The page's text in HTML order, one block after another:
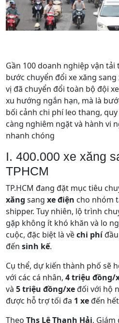
Gần 100 doanh nghiệp vận
bước chuyển đổi xe xăng
vị đã chuyển đổi toàn bộ đội
xu hướng ngắn hạn, mà là
bối cảnh chi phí leo thang,
càng nghiêm ngặt và hành vi
nhanh chóng
I. 400.000 xe xăng
TPHCM
TP.HCM đang đặt mục tiêu
xăng sang xe điện cho nhóm
shipper. Tuy nhiên, lộ trình
gặp không ít khó khăn và lo
cuộc, đặc biệt là vềchi phí
đến sinh kế.
Cụ thể, dự kiến thành phố sẽ
với các cá nhân, 4 triệu đồng/
và 5 triệu đồng/xeđối với hộ
được hỗ trợ tối đa 1 xeđến
Theo Ths Lê Thanh Hải, Giám